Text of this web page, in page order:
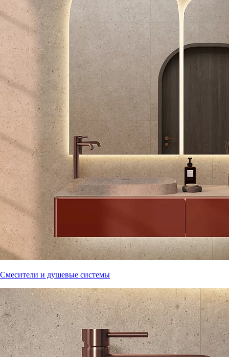
Смесители и душевые системы